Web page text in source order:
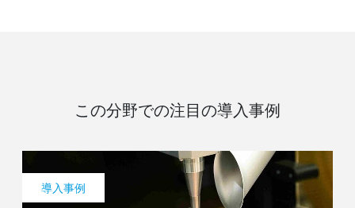
この分野での注目の導入事例
導入事例